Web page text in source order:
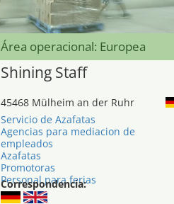
Área operacional: Europea
Shining Staff
45468 Mülheim an der Ruhr
Servicio de Azafatas
Agencias para mediacion de
empleados
Azafatas
Promotoras
Personal para ferias
Correspondencia: